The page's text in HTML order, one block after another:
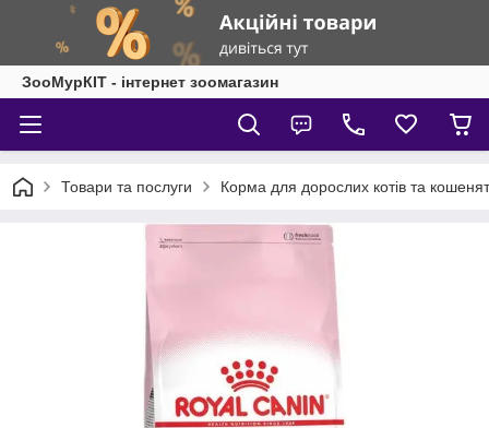
ЗооМурКІТ - інтернет зоомагазин
Товари та послуги Корма для дорослих котів та кошенят